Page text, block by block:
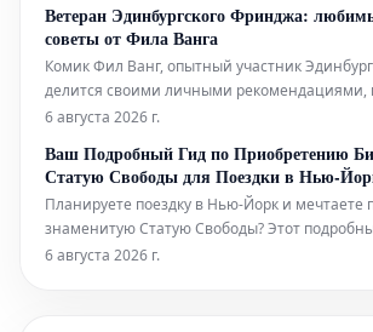
остановиться в этом легендарном регионе.
Ветеран Эдинбургского Фринджа:
советы от Фила Ванга
Комик Фил Ванг, опытный участник
делится своими личными рекомендациями,
и выпить во время фестиваля в этом году. Он
забронировать.
6 августа 2026 г.
Ваш Подробный Гид по Приобретению
Статую Свободы для Поездки в Нью-
Планируете поездку в Нью-Йорк и мечтаете
знаменитую Статую Свободы? Этот
всю необходимую информацию, которая
6 августа 2026 г.